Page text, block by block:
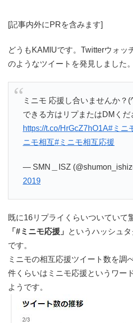
[記事内外にPRを含みます]
どうもKAMIUです。Twitterウォッ
のようなツイートを発見しました。
ミニモ 応援し合いませんか？
できる方はリプまたはDMくだ
https://t.co/HrGcZ7hO1A#ミニ
ニモ相互#ミニモ相互応援
— SMN＿ISZ
2019
既に16リプライくらいついていて
「#ミニモ応援」
というハッシュ
です。
ミニモの相互応援ツイート数を調
件くらいはミニモ応援というワー
ようです。